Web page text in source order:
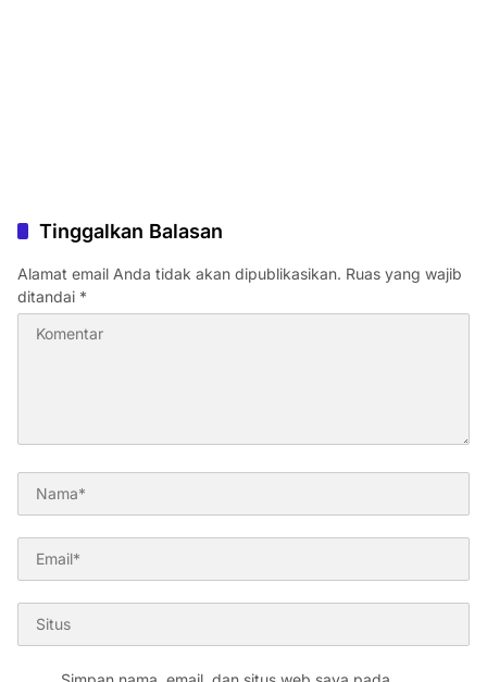
Tinggalkan Balasan
Alamat email Anda tidak akan dipublikasikan. Ruas yang wajib
ditandai *